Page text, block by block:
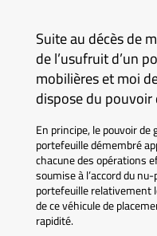
Suite au décès de
de l’usufruit d’un
mobilières et moi
dispose du
En principe, le pouvoir
portefeuille démembré
chacune des opérations
soumise à l’accord du
portefeuille relativement
de ce véhicule de
rapidité.